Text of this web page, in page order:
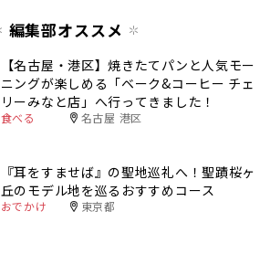
編集部オススメ
【名古屋・港区】焼きたてパンと人気モー
ニングが楽しめる「ベーク&コーヒー チェ
リーみなと店」へ行ってきました！
食べる 名古屋 港区
『耳をすませば』の聖地巡礼へ！聖蹟桜ヶ
丘のモデル地を巡るおすすめコース
おでかけ 東京都